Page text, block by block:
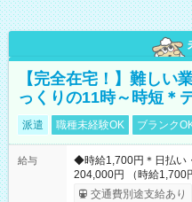
【完全在宅！】難しい
っくりの11時～時短＊
派遣 職種未経験OK ブランク
給与
◆時給1,700円＊日払い
204,000円 （時給1,700
交通費別途支給あり